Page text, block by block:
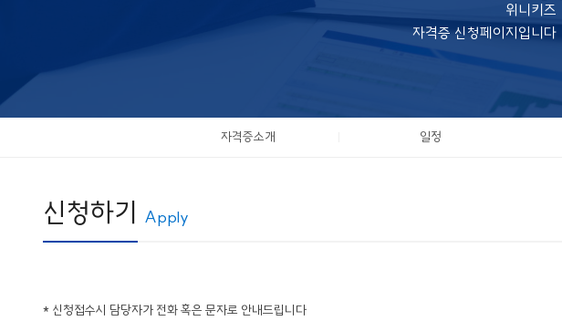
위니키즈
자격증 신청페이지입니다
자격증소개 일정
신청하기 Apply
* 신청접수시 담당자가 전화 혹은 문자로 안내드립니다